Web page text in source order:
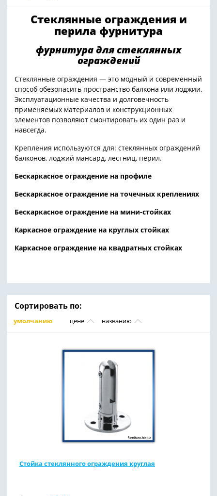
Стеклянные ограждения и
перила фурнитура
фурнитура для стеклянных
ограждений
Стеклянные ограждения — это модный и современный
способ обезопасить пространство балкона или лоджии.
Эксплуатационные качества и долговечность
применяемых материалов и конструкционных
элементов позволяют смонтировать их один раз и
навсегда.
Крепления используются для: стеклянных ограждений
балконов, лоджий мансард, лестниц, перил.
Бескаркасное ограждение на профиле
Бескаркасное ограждение на точечных креплениях
Бескаркасное ограждение на мини-стойках
Каркасное ограждение на круглых стойках
Каркасное ограждение на квадратных стойках
Сортировать по:
умолчанию цене названию
Стойка стеклянного ограждения круглая